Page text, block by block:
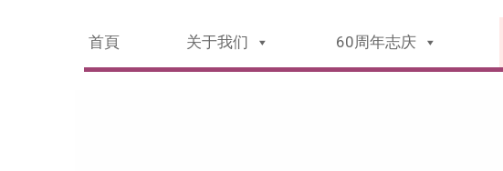
首頁 关于我们 60周年志庆